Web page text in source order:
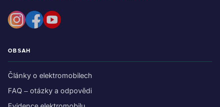
OBSAH
Články o elektromobilech
FAQ – otázky a odpovědi